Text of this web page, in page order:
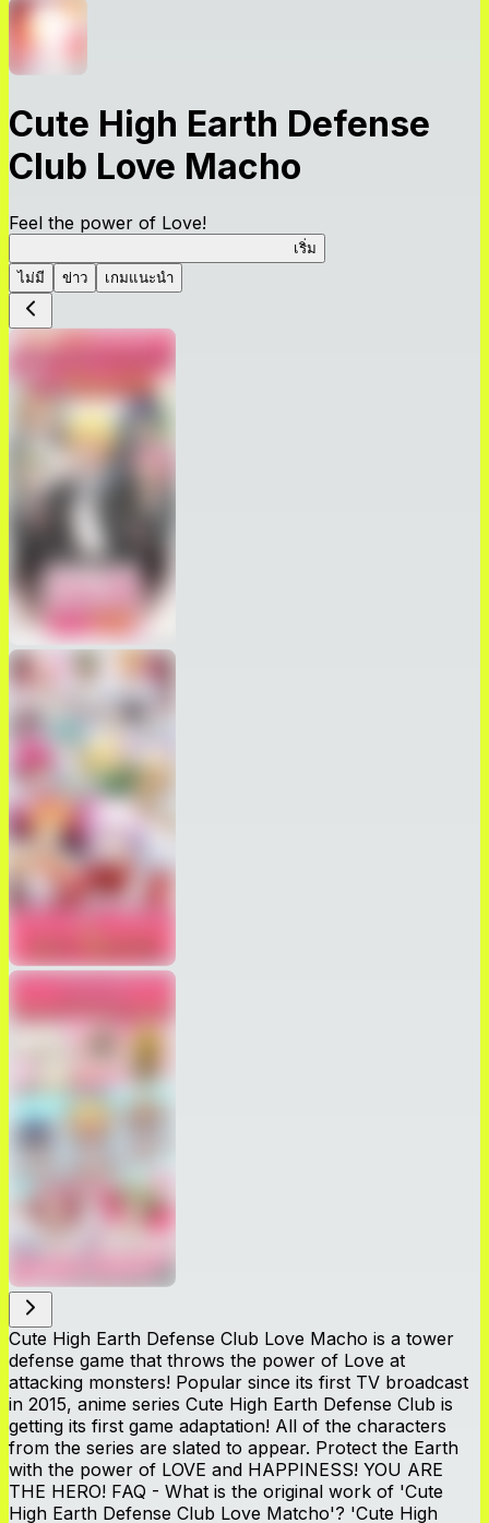
Cute High Earth Defense
Club Love Macho
Feel the power of Love!
เริ่ม
ไม่มี
ข่าว เกมแนะนำ
Cute High Earth Defense Club Love Macho is a tower
defense game that throws the power of Love at
attacking monsters! Popular since its first TV broadcast
in 2015, anime series Cute High Earth Defense Club is
getting its first game adaptation! All of the characters
from the series are slated to appear. Protect the Earth
with the power of LOVE and HAPPINESS! YOU ARE
THE HERO! FAQ - What is the original work of 'Cute
High Earth Defense Club Love Matcho'? 'Cute High